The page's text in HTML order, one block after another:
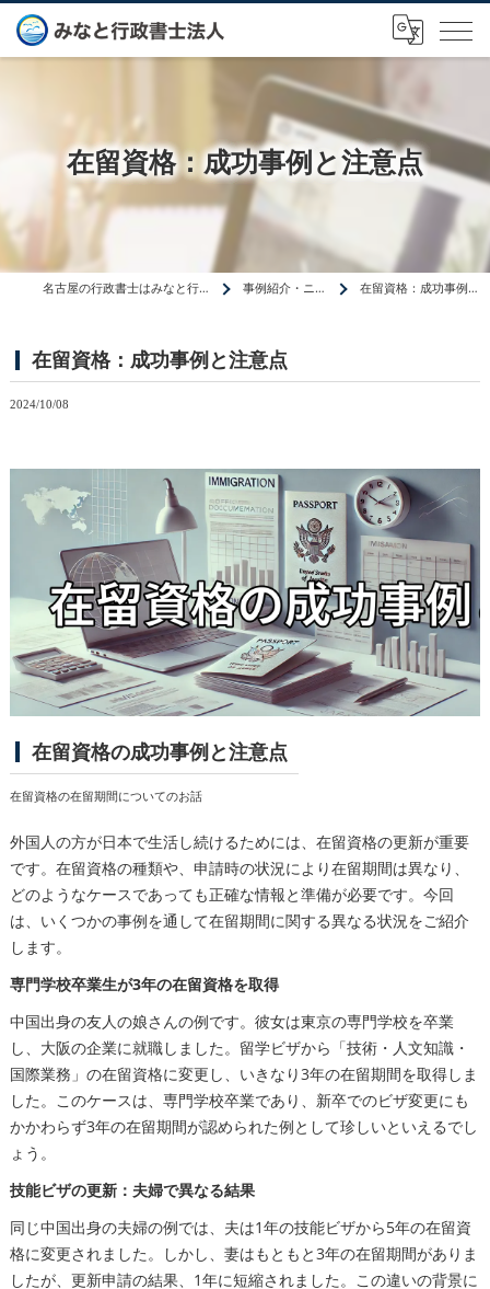
在留資格：成功事例と注意点
名古屋の行政書士はみなと行政書士法人 事例紹介・ニュース 在留資格：成功事例と注意点
在留資格：成功事例と注意点
2024/10/08
在留資格の成功事例と注意点
在留資格の在留期間についてのお話
外国人の方が日本で生活し続けるためには、在留資格の更新が重要
です。在留資格の種類や、申請時の状況により在留期間は異なり、
どのようなケースであっても正確な情報と準備が必要です。今回
は、いくつかの事例を通して在留期間に関する異なる状況をご紹介
します。
専門学校卒業生が3年の在留資格を取得
中国出身の友人の娘さんの例です。彼女は東京の専門学校を卒業
し、大阪の企業に就職しました。留学ビザから「技術・人文知識・
国際業務」の在留資格に変更し、いきなり3年の在留期間を取得しま
した。このケースは、専門学校卒業であり、新卒でのビザ変更にも
かかわらず3年の在留期間が認められた例として珍しいといえるでし
ょう。
技能ビザの更新：夫婦で異なる結果
同じ中国出身の夫婦の例では、夫は1年の技能ビザから5年の在留資
格に変更されました。しかし、妻はもともと3年の在留期間がありま
したが、更新申請の結果、1年に短縮されました。この違いの背景に